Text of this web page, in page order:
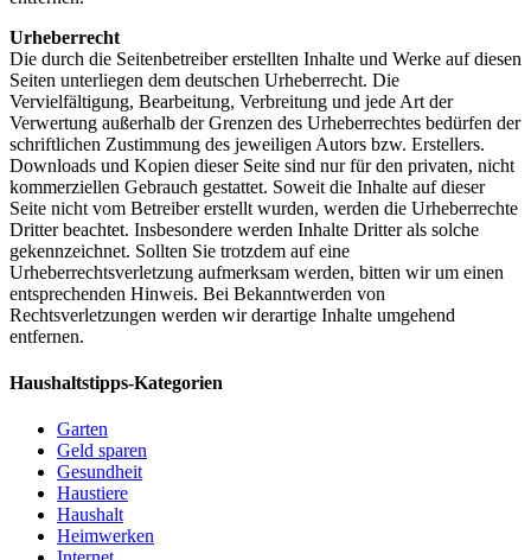
Urheberrecht
Die durch die Seitenbetreiber erstellten Inhalte und Werke auf diesen
Seiten unterliegen dem deutschen Urheberrecht. Die
Vervielfältigung, Bearbeitung, Verbreitung und jede Art der
Verwertung außerhalb der Grenzen des Urheberrechtes bedürfen der
schriftlichen Zustimmung des jeweiligen Autors bzw. Erstellers.
Downloads und Kopien dieser Seite sind nur für den privaten, nicht
kommerziellen Gebrauch gestattet. Soweit die Inhalte auf dieser
Seite nicht vom Betreiber erstellt wurden, werden die Urheberrechte
Dritter beachtet. Insbesondere werden Inhalte Dritter als solche
gekennzeichnet. Sollten Sie trotzdem auf eine
Urheberrechtsverletzung aufmerksam werden, bitten wir um einen
entsprechenden Hinweis. Bei Bekanntwerden von
Rechtsverletzungen werden wir derartige Inhalte umgehend
entfernen.
Haushaltstipps-Kategorien
Garten
Geld sparen
Gesundheit
Haustiere
Haushalt
Heimwerken